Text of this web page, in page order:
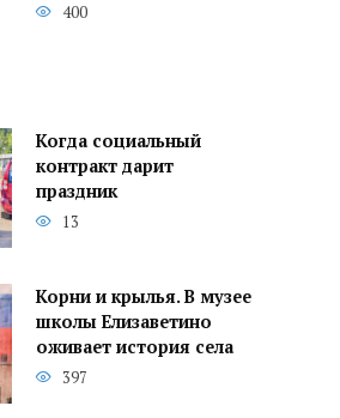
400
Когда социальный
контракт дарит
праздник
13
Корни и крылья. В музее
школы Елизаветино
оживает история села
397